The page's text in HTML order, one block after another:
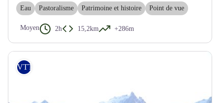
Eau Pastoralisme Patrimoine et histoire Point de vue
Moyen 2h 15,2km +286m
VTT